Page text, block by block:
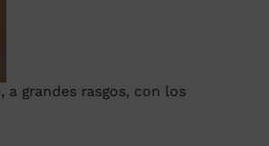
grandes rasgos, con los